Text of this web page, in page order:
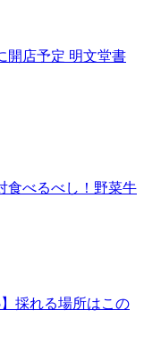
開店予定 明文堂書
食べるべし！野菜牛
採れる場所はこの